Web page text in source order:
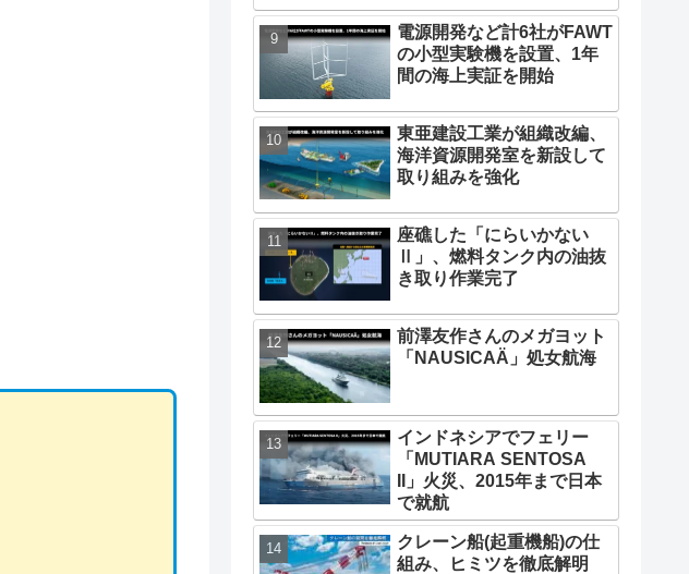
電源開発など計6社がFAWT
の小型実験機を設置、1年
間の海上実証を開始
東亜建設工業が組織改編、
海洋資源開発室を新設して
取り組みを強化
座礁した「にらいかない
Ⅱ」、燃料タンク内の油抜
き取り作業完了
前澤友作さんのメガヨット
「NAUSICAÄ」処女航海
インドネシアでフェリー
「MUTIARA SENTOSA
II」火災、2015年まで日本
で就航
クレーン船(起重機船)の仕
組み、ヒミツを徹底解明